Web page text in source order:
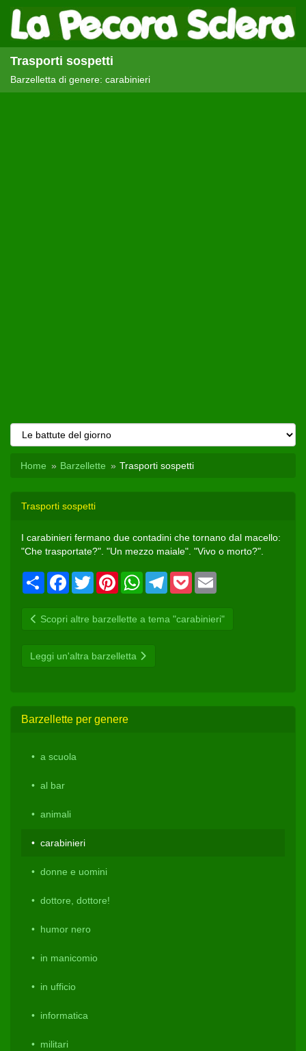
Trasporti sospetti
Barzelletta di genere: carabinieri
Home Barzellette Trasporti sospetti
Trasporti sospetti
I carabinieri fermano due contadini che tornano dal macello:
"Che trasportate?". "Un mezzo maiale". "Vivo o morto?".
CondividiFacebook
Twitter PinterestWhatsAppTelegram
Pocket
Scopri altre barzellette a tema "carabinieri"
Leggi un'altra barzelletta
Barzellette per genere
a scuola
al bar
animali
carabinieri
donne e uomini
dottore, dottore!
humor nero
in manicomio
in ufficio
informatica
militari